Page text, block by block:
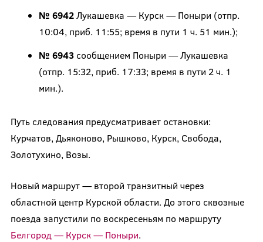
№ 6942Лукашевка — Курск — Поныри (отпр.
10:04, приб. 11:55; время в пути 1 ч. 51 мин.);
№ 6943сообщением Поныри — Лукашевка
(отпр. 15:32, приб. 17:33; время в пути 2 ч. 1
мин.).
Путь следования предусматривает остановки:
Курчатов, Дьяконово, Рышково, Курск, Свобода,
Золотухино, Возы.
Новый маршрут — второй транзитный через
областной центр Курской области. До этого сквозные
поезда запустили по воскресеньям по маршруту
Белгород — Курск — Поныри.